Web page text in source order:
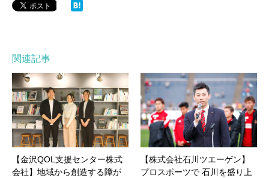
関連記事
【金沢QOL支援センター株式
会社】地域から創造する障が
【株式会社石川ツエーゲン】
プロスポーツで 石川を盛り上